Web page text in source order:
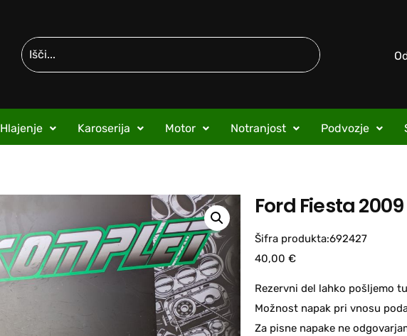
Hlajenje Karoserija Motor Notranjost Podvozje
Ford Fiesta
Šifra produkta:692427
40,00 €
Rezervni del lahko pošljemo
Možnost napak pri vnosu
Za pisne napake ne